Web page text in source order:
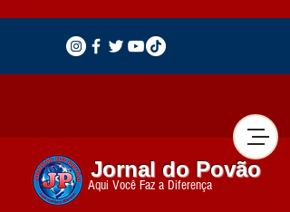
Jornal do Povão
Aqui Você Faz a Diferença